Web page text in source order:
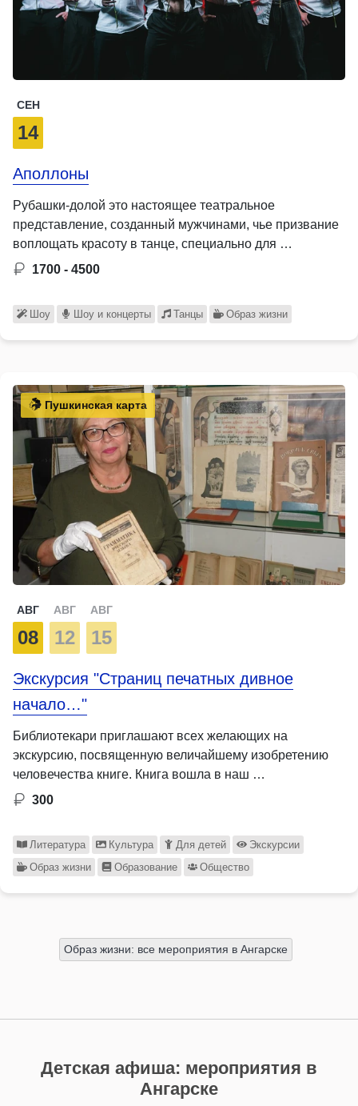
СЕН
14
Аполлоны
Рубашки-долой это настоящее театральное
представление, созданный мужчинами, чье призвание
воплощать красоту в танце, специально для …
1700 - 4500
Шоу Шоу и концерты Танцы Образ жизни
Пушкинская карта
АВГ
08
АВГ
12
АВГ
15
Экскурсия "Страниц печатных дивное
начало…"
Библиотекари приглашают всех желающих на
экскурсию, посвященную величайшему изобретению
человечества книге. Книга вошла в наш …
300
Литература Культура Для детей
Экскурсии
Образ жизни
Образование Общество
Образ жизни: все мероприятия в Ангарске
Детская афиша: мероприятия в
Ангарске